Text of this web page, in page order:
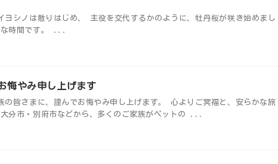
シノは散りはじめ、 主役を交代するかのように、牡丹桜が咲き始めまし
な時間です。 ...
悔やみ申し上げます
皆さまに、謹んでお悔やみ申し上げます。 心よりご冥福と、安らかな旅
分市・別府市などから、多くのご家族がペットの ...